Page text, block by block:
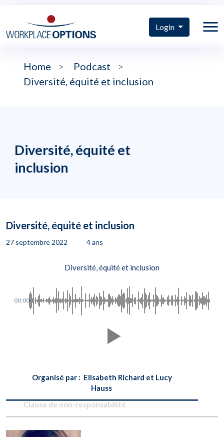
Login
Home > Podcast
>
Diversité, équité et inclusion
Diversité, équité et
inclusion
Diversité, équité et inclusion
27 septembre 2022 4 ans
Diversité, équité et inclusion
00:00
Organisé par : Elisabeth Richard et Lucy
Hauss
Clause de non-responsabilité